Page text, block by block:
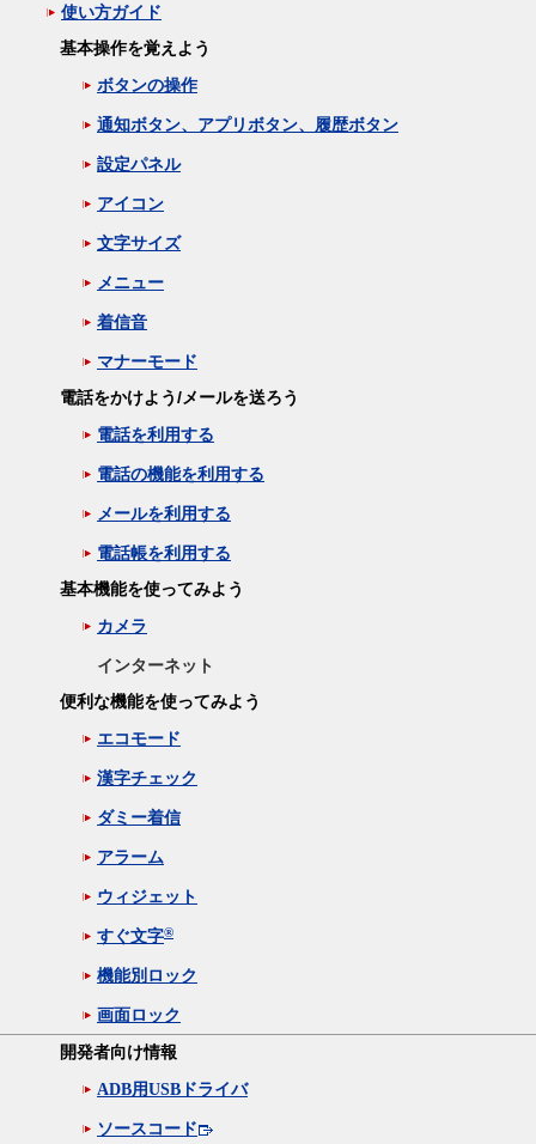
使い方ガイド
基本操作を覚えよう
ボタンの操作
通知ボタン、アプリボタン、履歴ボタン
設定パネル
アイコン
文字サイズ
メニュー
着信音
マナーモード
電話をかけよう/メールを送ろう
電話を利用する
電話の機能を利用する
メールを利用する
電話帳を利用する
基本機能を使ってみよう
カメラ
インターネット
便利な機能を使ってみよう
エコモード
漢字チェック
ダミー着信
アラーム
ウィジェット
すぐ文字®
機能別ロック
画面ロック
開発者向け情報
ADB用USBドライバ
ソースコード